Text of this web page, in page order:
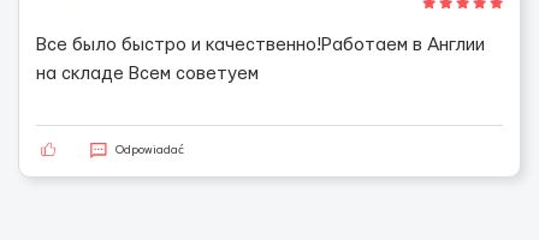
Все было быстро и качественно!Работаем в Англии
на складе Всем советуем
Odpowiadać